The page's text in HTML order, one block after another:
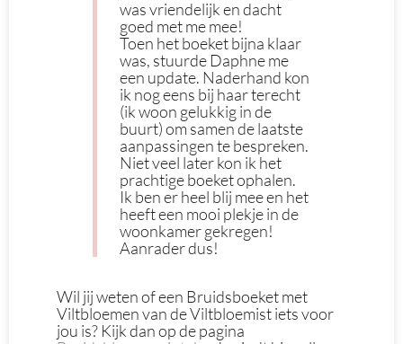
was vriendelijk en dacht
goed met me mee!
Toen het boeket bijna klaar
was, stuurde Daphne me
een update. Naderhand kon
ik nog eens bij haar terecht
(ik woon gelukkig in de
buurt) om samen de laatste
aanpassingen te bespreken.
Niet veel later kon ik het
prachtige boeket ophalen.
Ik ben er heel blij mee en het
heeft een mooi plekje in de
woonkamer gekregen!
Aanrader dus!
Wil jij weten of een Bruidsboeket met
Viltbloemen van de Viltbloemist iets voor
jou is? Kijk dan op de pagina